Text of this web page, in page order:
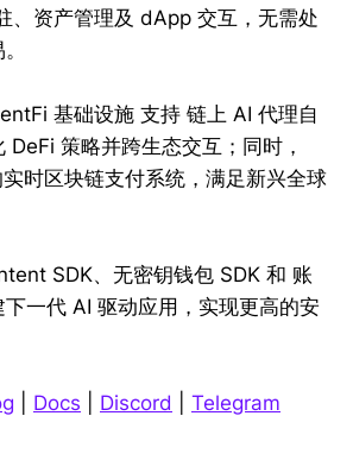
、资产管理及 dApp 交互，无需处
基础设施 支持 链上 AI 代理自
DeFi 策略并跨生态交互；同时，
时区块链支付系统，满足新兴全球
SDK、无密钥钱包 SDK 和 账
下一代 AI 驱动应用，实现更高的安
Docs Discord Telegram